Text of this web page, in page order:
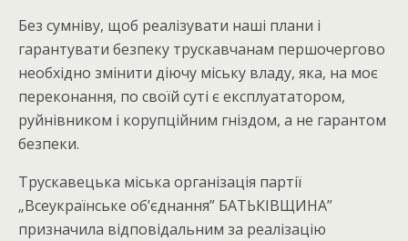
Без сумніву, щоб реалізувати наші плани і
гарантувати безпеку трускавчанам першочергово
необхідно змінити діючу міську владу, яка, на моє
переконання, по своїй суті є експлуататором,
руйнівником і корупційним гніздом, а не гарантом
безпеки.
Трускавецька міська організація партії
„Всеукраїнське об’єднання” БАТЬКІВЩИНА”
призначила відповідальним за реалізацію